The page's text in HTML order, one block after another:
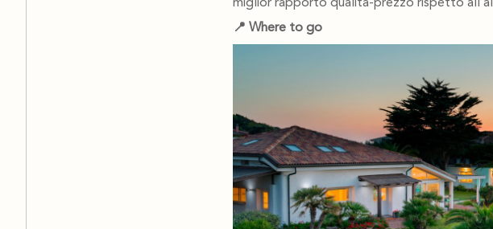
miglior rapporto qualità-prezzo rispetto
📍 Where to go